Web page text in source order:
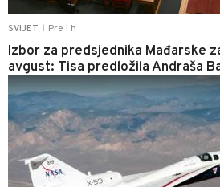
SVIJET Pre 1 h
Izbor za predsjednika Mađarske
avgust: Tisa predložila Andraša